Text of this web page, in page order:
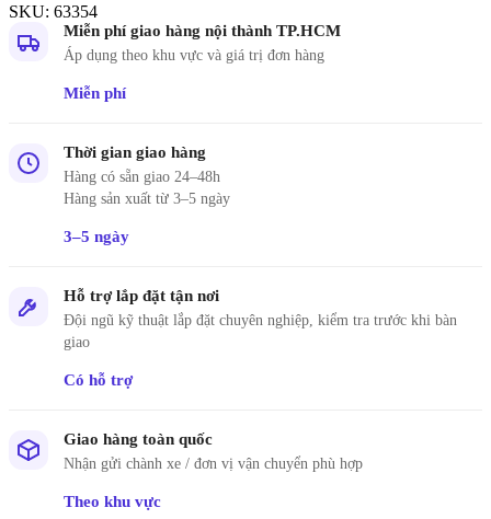
SKU: 63354
Miễn phí giao hàng nội thành TP.HCM
Áp dụng theo khu vực và giá trị đơn hàng
Miễn phí
Thời gian giao hàng
Hàng có sẵn giao 24–48h
Hàng sản xuất từ 3–5 ngày
3–5 ngày
Hỗ trợ lắp đặt tận nơi
Đội ngũ kỹ thuật lắp đặt chuyên nghiệp, kiểm tra trước khi bàn
giao
Có hỗ trợ
Giao hàng toàn quốc
Nhận gửi chành xe / đơn vị vận chuyển phù hợp
Theo khu vực